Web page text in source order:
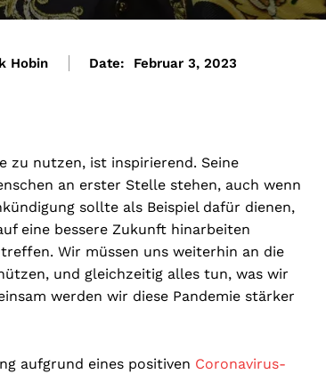
Hobin Date: Februar 3, 2023
zu nutzen, ist inspirierend. Seine
an erster Stelle stehen, auch wenn
sollte als Beispiel dafür dienen,
eine bessere Zukunft hinarbeiten
Wir müssen uns weiterhin an die
und gleichzeitig alles tun, was wir
werden wir diese Pandemie stärker
aufgrund eines positiven Coronavirus-